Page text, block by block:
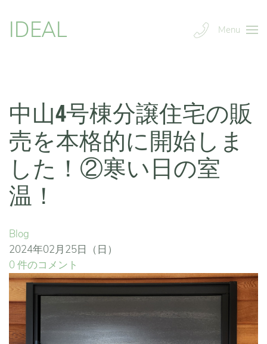
IDEAL Menu
中山4号棟分譲住宅の販
売を本格的に開始しま
した！②寒い日の室
温！
Blog
2024年02月25日（日）
0 件のコメント